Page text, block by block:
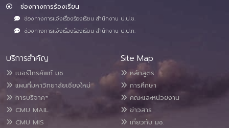
ช่องทางการร้องเรียน
ช่องทางการแจ้งเรื่องร้องเรียน สำนักงาน ป.ป.ช.
ช่องทางการแจ้งเรื่องร้องเรียน สำนักงาน ป.ป.ท.
บริการสำคัญ
เบอร์โทรศัพท์ มช.
แผนที่มหาวิทยาลัยเชียงใหม่
การบริจาค*
CMU MAIL
CMU MIS
Site Map
หลักสูตร
การศึกษา
คณะและหน่วยงาน
ข่าวสาร
เกี่ยวกับ มช.